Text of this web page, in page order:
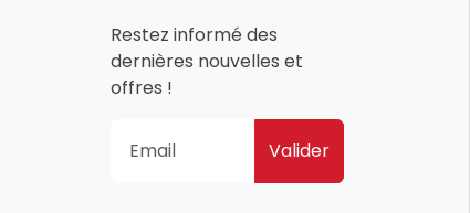
Restez informé des
dernières nouvelles et
offres !
Valider